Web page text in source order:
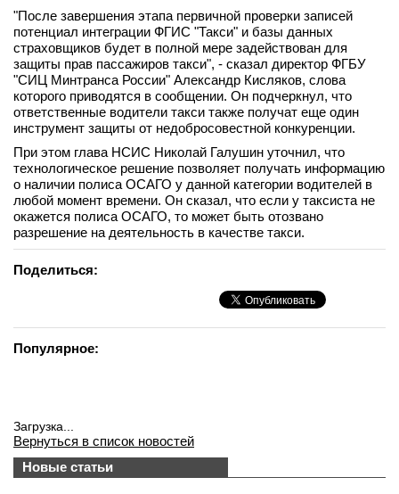
"После завершения этапа первичной проверки записей
потенциал интеграции ФГИС "Такси" и базы данных
страховщиков будет в полной мере задействован для
защиты прав пассажиров такси", - сказал директор ФГБУ
"СИЦ Минтранса России" Александр Кисляков, слова
которого приводятся в сообщении. Он подчеркнул, что
ответственные водители такси также получат еще один
инструмент защиты от недобросовестной конкуренции.
При этом глава НСИС Николай Галушин уточнил, что
технологическое решение позволяет получать информацию
о наличии полиса ОСАГО у данной категории водителей в
любой момент времени. Он сказал, что если у таксиста не
окажется полиса ОСАГО, то может быть отозвано
разрешение на деятельность в качестве такси.
Поделиться:
Популярное:
Загрузка...
Вернуться в список новостей
Новые статьи